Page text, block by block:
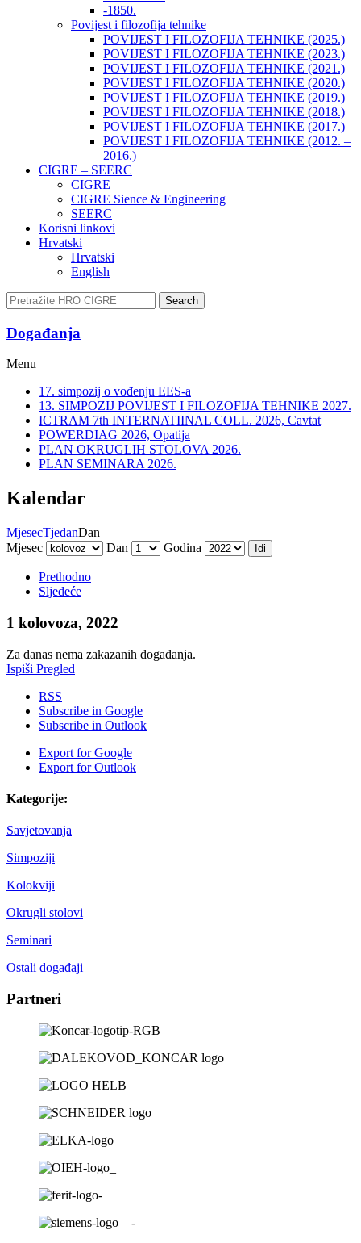
-1850.
Povijest i filozofija tehnike
POVIJEST I FILOZOFIJA TEHNIKE (2025.)
POVIJEST I FILOZOFIJA TEHNIKE (2023.)
POVIJEST I FILOZOFIJA TEHNIKE (2021.)
POVIJEST I FILOZOFIJA TEHNIKE (2020.)
POVIJEST I FILOZOFIJA TEHNIKE (2019.)
POVIJEST I FILOZOFIJA TEHNIKE (2018.)
POVIJEST I FILOZOFIJA TEHNIKE (2017.)
POVIJEST I FILOZOFIJA TEHNIKE (2012. –
2016.)
CIGRE – SEERC
CIGRE
CIGRE Sience & Engineering
SEERC
Korisni linkovi
Hrvatski
Hrvatski
English
Search
Događanja​
Menu
17. simpozij o vođenju EES-a
13. SIMPOZIJ POVIJEST I FILOZOFIJA TEHNIKE 2027.
ICTRAM 7th INTERNATIINAL COLL. 2026, Cavtat
POWERDIAG 2026, Opatija
PLAN OKRUGLIH STOLOVA 2026.
PLAN SEMINARA 2026.
Kalendar
MjesecTjedanDan
Mjesec
Dan Godina
Prethodno
Sljedeće
1 kolovoza, 2022
Za danas nema zakazanih događanja.
Ispiši Pregled
RSS
Subscribe in Google
Subscribe in Outlook
Export forGoogle
Export forOutlook
Kategorije:
Savjetovanja
Simpoziji
Kolokviji
Okrugli stolovi
Seminari
Ostali događaji
Partneri